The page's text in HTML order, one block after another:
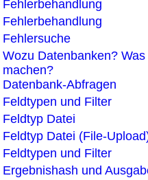
Fehlerbehandlung
Fehlerbehandlung
Fehlersuche
Wozu Datenbanken?
machen?
Datenbank-Abfragen
Feldtypen und Filter
Feldtyp Datei
Feldtyp Datei (File-
Feldtypen und Filter
Ergebnishash und